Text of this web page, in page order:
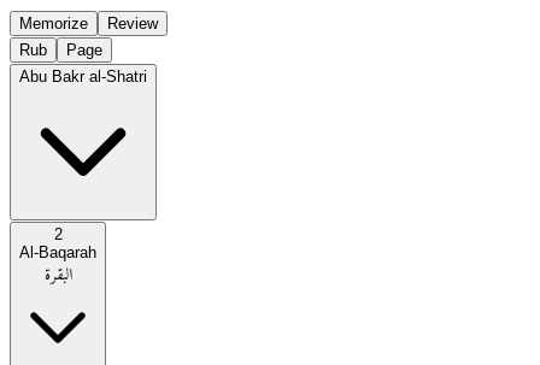
Memorize
Review
Rub
Page
Abu Bakr al-Shatri
2
Al-Baqarah
البقرة